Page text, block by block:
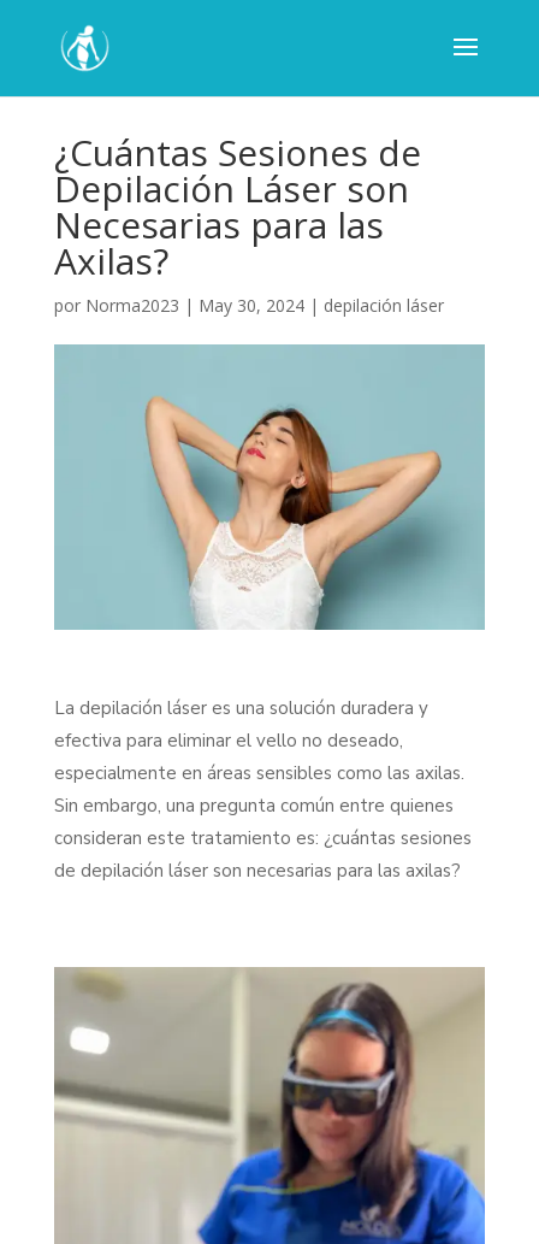
¿Cuántas Sesiones de
Depilación Láser son
Necesarias para las
Axilas?
por Norma2023 | May 30, 2024| depilación láser
La depilación láser es una solución duradera y
efectiva para eliminar el vello no deseado,
especialmente en áreas sensibles como las axilas.
Sin embargo, una pregunta común entre quienes
consideran este tratamiento es: ¿cuántas sesiones
de depilación láser son necesarias para las axilas?